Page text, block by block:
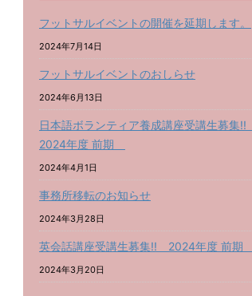
フットサルイベントの開催を延期します。
2024年7月14日
フットサルイベントのおしらせ
2024年6月13日
日本語ボランティア養成講座受講生募集!!
2024年度 前期
2024年4月1日
事務所移転のお知らせ
2024年3月28日
英会話講座受講生募集!! 2024年度 前期
2024年3月20日